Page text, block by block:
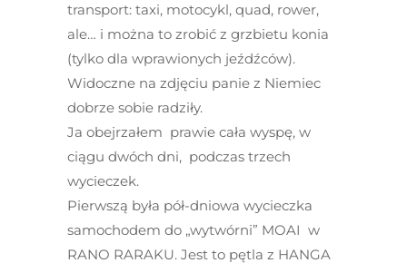
transport: taxi, motocykl, quad, rower,
ale… i można to zrobić z grzbietu konia
(tylko dla wprawionych jeźdźców).
Widoczne na zdjęciu panie z Niemiec
dobrze sobie radziły.
Ja obejrzałem prawie cała wyspę, w
ciągu dwóch dni, podczas trzech
wycieczek.
Pierwszą była pół-dniowa wycieczka
samochodem do „wytwórni” MOAI w
RANO RARAKU. Jest to pętla z HANGA